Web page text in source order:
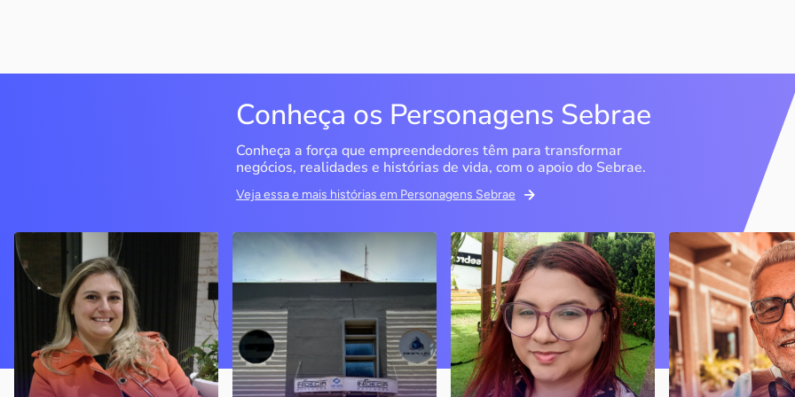
Conheça os Personagens Sebrae
Conheça a força que empreendedores têm para transformar
negócios, realidades e histórias de vida, com o apoio do Sebrae.
Veja essa e mais histórias em Personagens Sebrae
Delucci
Bento Gonçalves / RS
Sem saber muito sobre
empreendedorismo, o casal
contou com o Sebrae para
aprender tudo sobre o
assunto, colocar o negócio
nos eixos e ainda abrir uma
Infoecia Software
Ltda
Londrina / PR
Com mais de 20 anos de
mercado, o empresário
contou com o Sebrae para o
crescimento do negócio
Memória Ancestral
São Luís / MA
Ao lado da irmã e com o
apoio do Sebrae, a Memória
Ancestral utiliza inteligência
artificial com o objetivo de
melhorar a qualidade de vida
de pessoas com a doença
Espedito
Nova Olinda / CE
Peças criadas
cearense já foram
apresentadas em
novelas, desfiles
até em exposições
internacionais